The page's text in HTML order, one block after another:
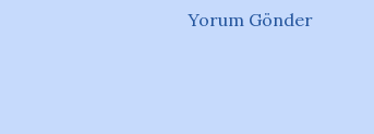
Yorum Gönder